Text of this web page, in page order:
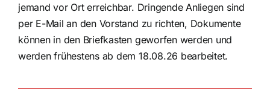
jemand vor Ort erreichbar. Dringende Anliegen sind
per E-Mail an den Vorstand zu richten, Dokumente
können in den Briefkasten geworfen werden und
werden frühestens ab dem 18.08.26 bearbeitet.